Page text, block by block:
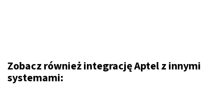
Zobacz również integrację Aptel z innymi
systemami: